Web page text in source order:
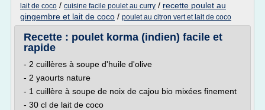
lait de coco / cuisine facile poulet au curry / recette poulet au
gingembre et lait de coco / poulet au citron vert et lait de coco
Recette : poulet korma (indien) facile et
rapide
- 2 cuillères à soupe d'huile d'olive
- 2 yaourts nature
- 1 cuillère à soupe de noix de cajou bio mixées finement
- 30 cl de lait de coco